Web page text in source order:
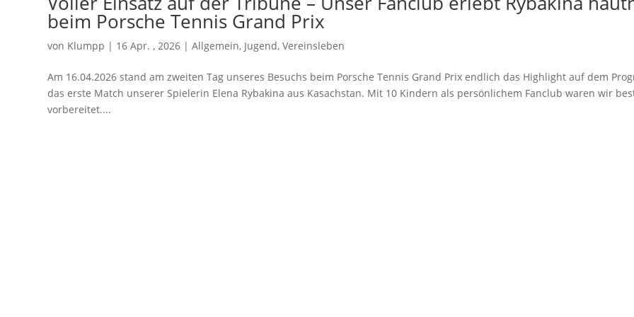
beim Porsche Tennis Grand Prix
von Klumpp | 16 Apr. , 2026 |Allgemein, Jugend,Vereinsleben
Am 16.04.2026 stand am zweiten Tag unseres Besuchs beim Porsche Tennis Grand Prix endlich das Highlight auf dem
das erste Match unserer Spielerin Elena Rybakina aus Kasachstan. Mit 10 Kindern als persönlichem Fanclub waren wir
vorbereitet....